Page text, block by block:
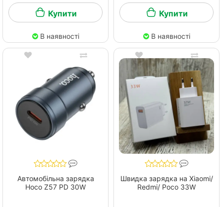
Купити
В наявності
Купити
В наявності
Автомобільна зарядка
Hoco Z57 PD 30W
Швидка зарядка на Xiaomi/
Redmi/ Pocо 33W